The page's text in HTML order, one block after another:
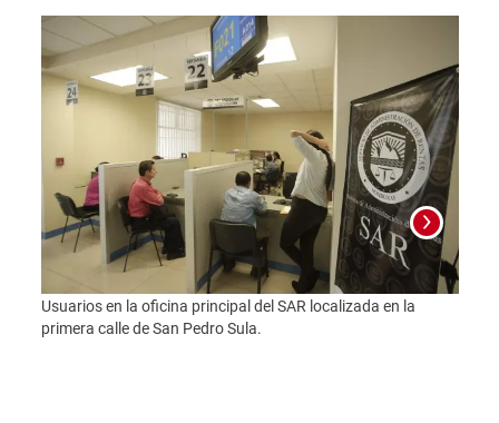
Usuarios en la oficina principal del SAR localizada en la
primera calle de San Pedro Sula.